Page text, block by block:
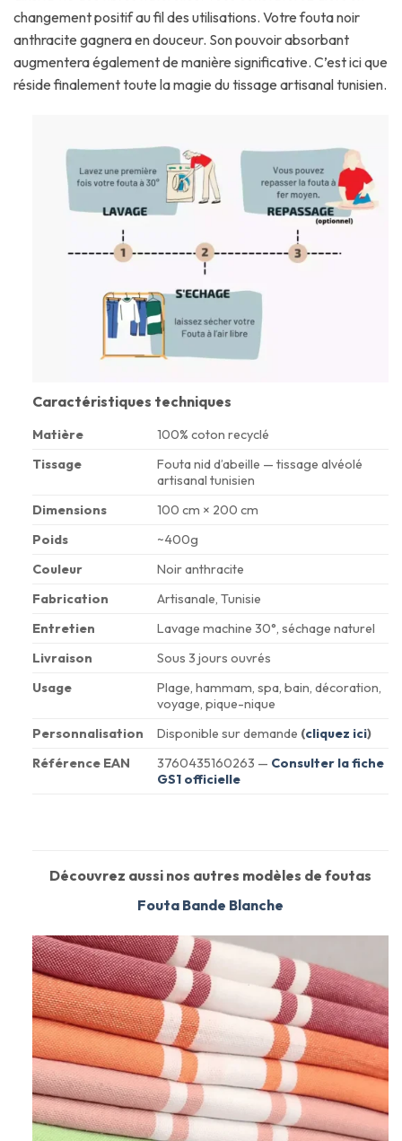
changement positif au fil des utilisations. Votre fouta noir
anthracite gagnera en douceur. Son pouvoir absorbant
augmentera également de manière significative. C’est ici que
réside finalement toute la magie du tissage artisanal tunisien.
Caractéristiques techniques
Matière
100% coton recyclé
Tissage
Fouta nid d’abeille — tissage alvéolé
artisanal tunisien
Dimensions
100 cm × 200 cm
Poids
~400g
Couleur
Noir anthracite
Fabrication
Artisanale, Tunisie
Entretien
Lavage machine 30°, séchage naturel
Livraison
Sous 3 jours ouvrés
Usage
Plage, hammam, spa, bain, décoration,
voyage, pique-nique
Personnalisation
Disponible sur demande (cliquez ici)
Référence EAN
3760435160263 — Consulter la fiche
GS1 officielle
Découvrez aussi nos autres modèles de foutas
Fouta Bande Blanche